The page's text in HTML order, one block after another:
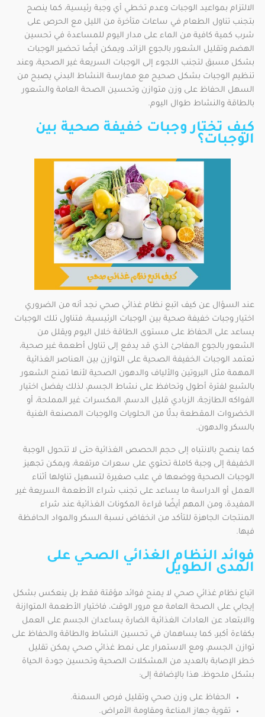
الالتزام بمواعيد الوجبات وعدم تخطي أي وجبة رئيسية، كما ينصح
بتجنب تناول الطعام في ساعات متأخرة من الليل مع الحرص على
شرب كمية كافية من الماء على مدار اليوم للمساعدة في تحسين
الهضم وتقليل الشعور بالجوع الزائد، ويمكن أيضًا تحضير الوجبات
بشكل مسبق لتجنب اللجوء إلى الوجبات السريعة غير الصحية، وعند
تنظيم الوجبات بشكل صحيح مع ممارسة النشاط البدني يصبح من
السهل الحفاظ على وزن متوازن وتحسين الصحة العامة والشعور
بالطاقة والنشاط طوال اليوم.
كيف تختار وجبات خفيفة صحية بين
الوجبات؟
عند السؤال عن كيف اتبع نظام غذائي صحي نجد أنه من الضروري
اختيار وجبات خفيفة صحية بين الوجبات الرئيسية، فتناول تلك الوجبات
يساعد على الحفاظ على مستوى الطاقة خلال اليوم ويقلل من
الشعور بالجوع المفاجئ الذي قد يدفع إلى تناول أطعمة غير صحية،
تعتمد الوجبات الخفيفة الصحية على التوازن بين العناصر الغذائية
المهمة مثل البروتين والألياف والدهون الصحية لأنها تمنح الشعور
بالشبع لفترة أطول وتحافظ على نشاط الجسم، لذلك يفضل اختيار
الفواكه الطازجة، الزبادي قليل الدسم، المكسرات غير المملحة، أو
الخضروات المقطعة بدلًا من الحلويات والوجبات المصنعة الغنية
بالسكر والدهون.
كما ينصح بالانتباه إلى حجم الحصص الغذائية حتى لا تتحول الوجبة
الخفيفة إلى وجبة كاملة تحتوي على سعرات مرتفعة، ويمكن تجهيز
الوجبات الصحية ووضعها في علب صغيرة لتسهيل تناولها أثناء
العمل أو الدراسة ما يساعد على تجنب شراء الأطعمة السريعة غير
المفيدة، ومن المهم أيضًا قراءة المكونات الغذائية عند شراء
المنتجات الجاهزة للتأكد من انخفاض نسبة السكر والمواد الحافظة
فيها.
فوائد النظام الغذائي الصحي على
المدى الطويل
اتباع نظام غذائي صحي لا يمنح فوائد مؤقتة فقط بل ينعكس بشكل
إيجابي على الصحة العامة مع مرور الوقت، فاختيار الأطعمة المتوازنة
والابتعاد عن العادات الغذائية الضارة يساعدان الجسم على العمل
بكفاءة أكبر، كما يساهمان في تحسين النشاط والطاقة والحفاظ على
توازن الجسم، ومع الاستمرار على نمط غذائي صحي يمكن تقليل
خطر الإصابة بالعديد من المشكلات الصحية وتحسين جودة الحياة
بشكل ملحوظ، هذا بالإضافة إلى:
الحفاظ على وزن صحي وتقليل فرص السمنة.
تقوية جهاز المناعة ومقاومة الأمراض.